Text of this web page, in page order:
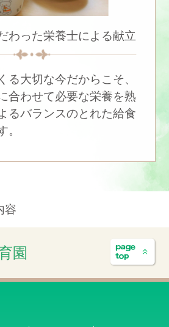
わった栄養士による献立
る大切な今だからこそ、
合わせて必要な栄養を熟
るバランスのとれた給食
。
容
園